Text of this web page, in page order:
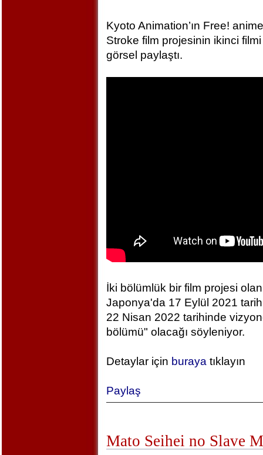
Kyoto Animation’ın Free!
Stroke film projesinin ikinci
görsel paylaştı.
İki bölümlük bir film projesi
Japonya'da 17 Eylül 2021
22 Nisan 2022 tarihinde
bölümü" olacağı söyleniyor.
Detaylar için buraya tıklayın
Paylaş
Mato Seihei no Slave